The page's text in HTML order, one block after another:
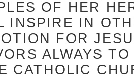
OF HER
INSPIRE IN
FOR
ALWAYS
CATHOLIC